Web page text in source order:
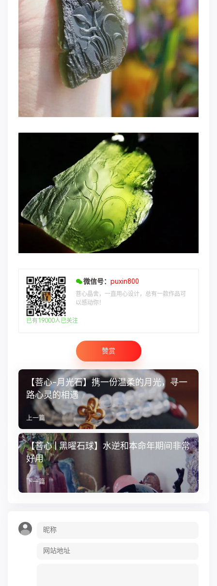
微信号： puxin800
菩心晶舍，一直用心设计，总有一款作品可
以感动你！
已有19000人已关注
赞赏
【菩心-月光石】携一份温柔的月光，寻一
路心灵的相遇
上一篇
【菩心 | 黑曜石球】水逆和本命年期间非常
好用
下一篇